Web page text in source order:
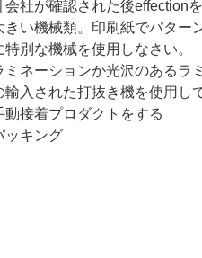
社が確認された後effection
い機械類。印刷紙でパター
別な機械を使用しなさい。
ネーションか光沢のあるラ
入された打抜き機を使用し
接着プロダクトをする
ッキング